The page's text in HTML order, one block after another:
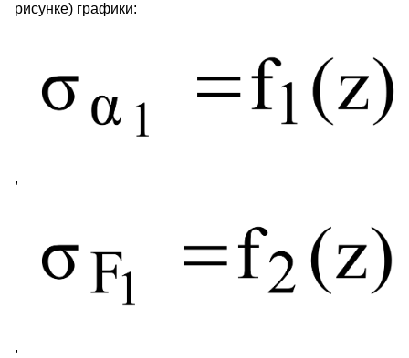
рисунке) графики:
,
,